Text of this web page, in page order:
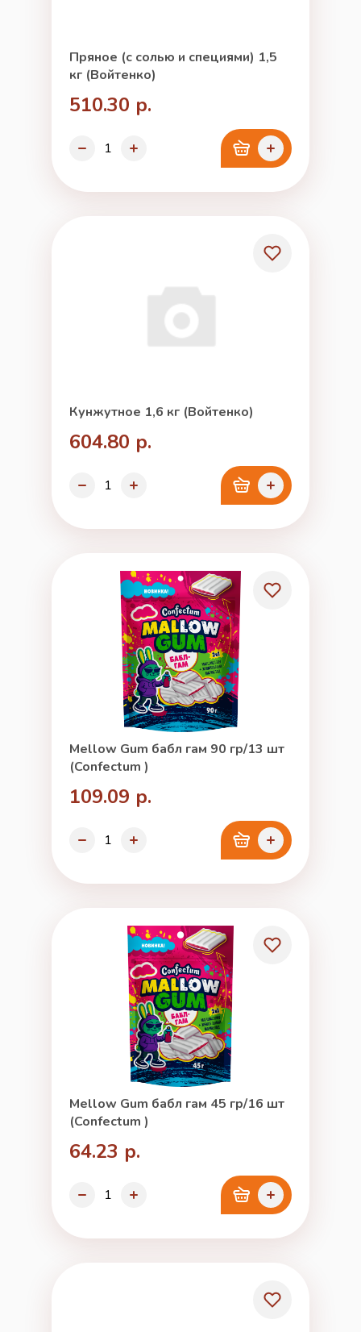
Пряное (с солью и специями) 1,5
кг (Войтенко)
510.30 р.
Кунжутное 1,6 кг (Войтенко)
604.80 р.
Mellow Gum бабл гам 90 гр/13 шт
(Confectum )
109.09 р.
Mellow Gum бабл гам 45 гр/16 шт
(Confectum )
64.23 р.